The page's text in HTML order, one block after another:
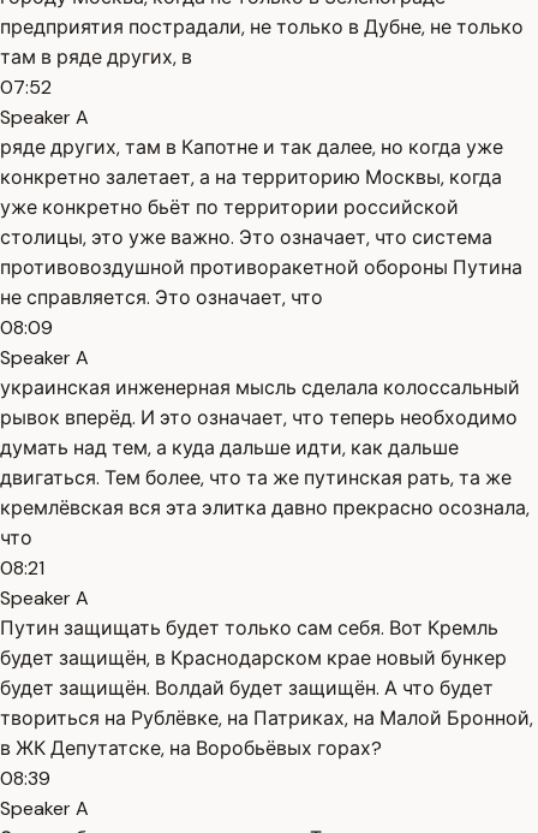
предприятия пострадали, не только в Дубне, не только
там в ряде других, в
07:52
Speaker A
ряде других, там в Капотне и так далее, но когда уже
конкретно залетает, а на территорию Москвы, когда
уже конкретно бьёт по территории российской
столицы, это уже важно. Это означает, что система
противовоздушной противоракетной обороны Путина
не справляется. Это означает, что
08:09
Speaker A
украинская инженерная мысль сделала колоссальный
рывок вперёд. И это означает, что теперь необходимо
думать над тем, а куда дальше идти, как дальше
двигаться. Тем более, что та же путинская рать, та же
кремлёвская вся эта элитка давно прекрасно осознала,
что
08:21
Speaker A
Путин защищать будет только сам себя. Вот Кремль
будет защищён, в Краснодарском крае новый бункер
будет защищён. Волдай будет защищён. А что будет
твориться на Рублёвке, на Патриках, на Малой Бронной,
в ЖК Депутатске, на Воробьёвых горах?
08:39
Speaker A